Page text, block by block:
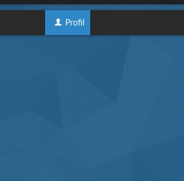
Profil